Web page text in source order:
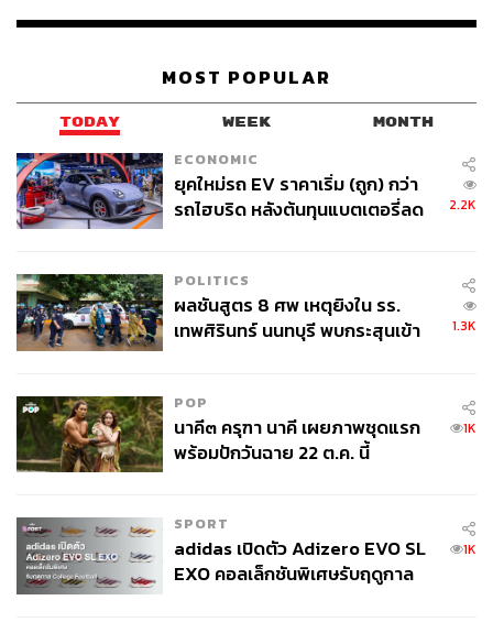
MOST POPULAR
TODAY WEEK MONTH
ECONOMIC
ยุคใหม่รถ EV ราคาเริ่ม (ถูก) กว่า
รถไฮบริด หลังต้นทุนแบตเตอรี่ลด
2.2K
POLITICS
ผลชันสูตร 8 ศพ เหตุยิงใน รร.
เทพศิรินทร์ นนทบุรี พบกระสุนเข้า
1.3K
POP
นาคี๓ ครุฑา นาคี เผยภาพชุดแรก
พร้อมปักวันฉาย 22 ต.ค. นี้
1K
SPORT
adidas เปิดตัว Adizero EVO SL
EXO คอลเล็กชันพิเศษรับฤดูกาล
1K